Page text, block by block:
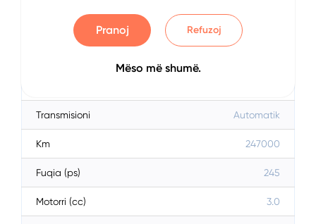
Transmisioni Automatik
Km 247000
Fuqia (ps) 245
Motorri (cc) 3.0
Pranoj Refuzoj
Mëso më shumë.